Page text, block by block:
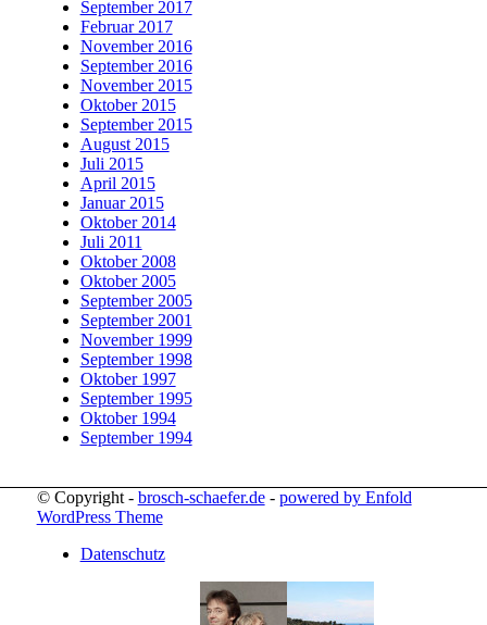
September 2017
Februar 2017
November 2016
September 2016
November 2015
Oktober 2015
September 2015
August 2015
Juli 2015
April 2015
Januar 2015
Oktober 2014
Juli 2011
Oktober 2008
Oktober 2005
September 2005
September 2001
November 1999
September 1998
Oktober 1997
September 1995
Oktober 1994
September 1994
© Copyright - brosch-schaefer.de- powered by Enfold
WordPress Theme
Datenschutz